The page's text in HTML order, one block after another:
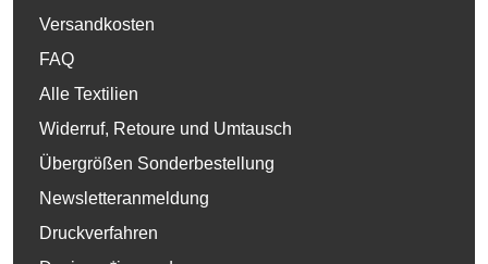
Versandkosten
FAQ
Alle Textilien
Widerruf, Retoure und Umtausch
Übergrößen Sonderbestellung
Newsletteranmeldung
Druckverfahren